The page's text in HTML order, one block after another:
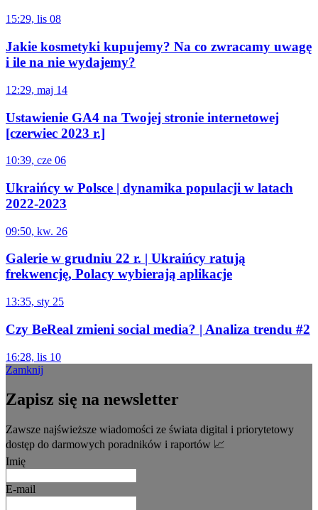
15:29, lis 08
Jakie kosmetyki kupujemy? Na co zwracamy uwagę
i ile na nie wydajemy?
12:29, maj 14
Ustawienie GA4 na Twojej stronie internetowej
[czerwiec 2023 r.]
10:39, cze 06
Ukraińcy w Polsce | dynamika populacji w latach
2022-2023
09:50, kw. 26
Galerie w grudniu 22 r. | Ukraińcy ratują
frekwencję, Polacy wybierają aplikacje
13:35, sty 25
Czy BeReal zmieni social media? | Analiza trendu #2
16:28, lis 10
Zamknij
Zapisz się na newsletter
Zawsze najświeższe wiadomości ze świata digital i priorytetowy
dostęp do darmowych poradników i raportów 📈
Imię
E-mail